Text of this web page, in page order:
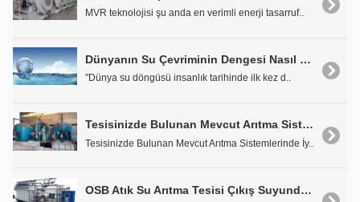
MVR teknolojisi şu anda en verimli enerji tasarruf..
Dünyanın Su Çevriminin Dengesi Nasıl Bozuldu?
"Dünya su döngüsü insanlık tarihinde ilk kez d..
Tesisinizde Bulunan Mevcut Arıtma Sistemlerinde İyileştirmeler
Tesisinizde Bulunan Mevcut Arıtma Sistemlerinde İy..
OSB Atık Su Arıtma Tesisi Çıkış Suyundan Proses Suyu Eldesi